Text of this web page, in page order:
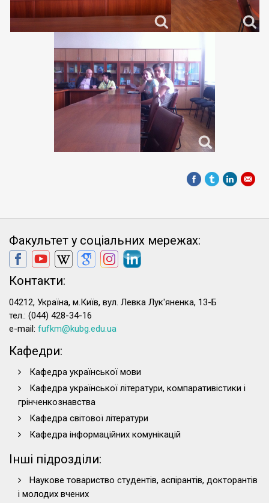
Факультет у соціальних мережах:
Контакти:
04212, Україна, м.Київ, вул. Левка Лук'яненка, 13-Б
тел.: (044) 428-34-16
e-mail: fufkm@kubg.edu.ua
Кафедри:
Кафедра української мови
Кафедра української літератури, компаративістики і
грінченкознавства
Кафедра світової літератури
Кафедра інформаційних комунікацій
Інші підрозділи:
Наукове товариство студентів, аспірантів, докторантів
і молодих вчених